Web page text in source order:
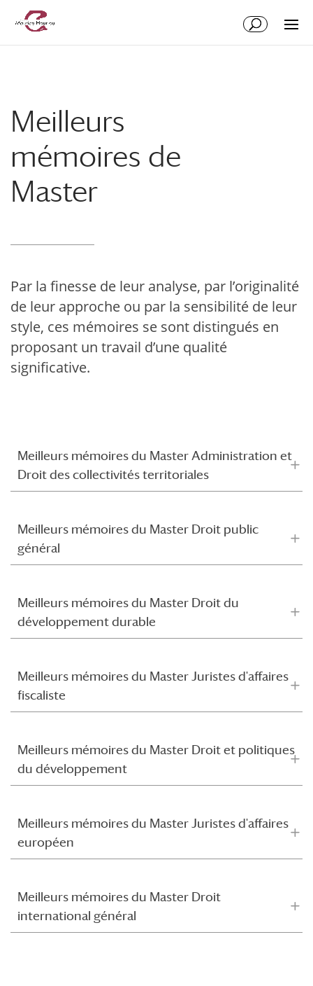
Meilleurs
mémoires de
Master
Par la finesse de leur analyse, par l’originalité
de leur approche ou par la sensibilité de leur
style, ces mémoires se sont distingués en
proposant un travail d’une qualité
significative.
Meilleurs mémoires du Master Administration et
Droit des collectivités territoriales
Meilleurs mémoires du Master Droit public
général
Meilleurs mémoires du Master Droit du
développement durable
Meilleurs mémoires du Master Juristes d'affaires
fiscaliste
Meilleurs mémoires du Master Droit et politiques
du développement
Meilleurs mémoires du Master Juristes d'affaires
européen
Meilleurs mémoires du Master Droit
international général